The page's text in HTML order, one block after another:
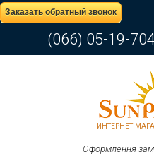
Заказать обратный звонок
(066) 05-19-
ИНТЕРНЕТ-
Оформлення